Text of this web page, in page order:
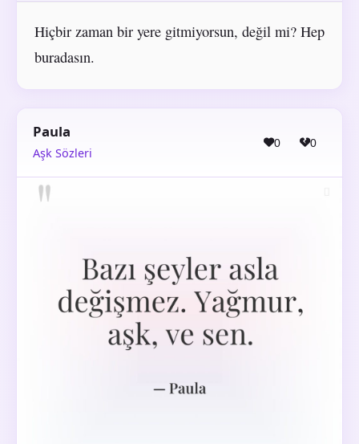
Hiçbir zaman bir yere gitmiyorsun, değil mi? Hep
buradasın.
Paula
Aşk Sözleri
0 0